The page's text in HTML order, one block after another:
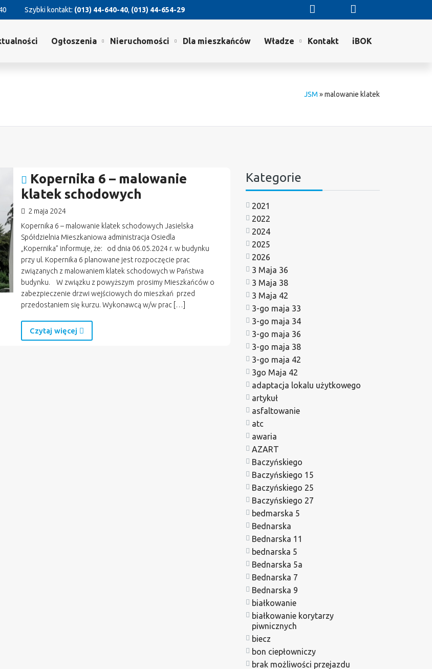
Szybki kontakt: (013) 44-640-40, (013) 44-654-29
Ogłoszenia Nieruchomości Dla mieszkańców Władze Kontakt iBOK
JSM »malowanie klatek
Kopernika 6 – malowanie
klatek schodowych
2 maja 2024
Kopernika 6 – malowanie klatek schodowych Jasielska
Spółdzielnia Mieszkaniowa administracja Osiedla
„Kopernika” informuje, że: od dnia 06.05.2024 r. w budynku
przy ul. Kopernika 6 planowane jest rozpoczęcie prac
związanych z malowaniem klatek schodowych w Państwa
budynku. W związku z powyższym prosimy Mieszkańców o
zabezpieczenie drzwi wejściowych do mieszkań przed
przedostaniem się kurzu. Wykonawcą w/w prac […]
Czytaj więcej
Kategorie
2021
2022
2024
2025
2026
3 Maja 36
3 Maja 38
3 Maja 42
3-go maja 33
3-go maja 34
3-go maja 36
3-go maja 38
3-go maja 42
3go Maja 42
adaptacja lokalu użytkowego
artykuł
asfaltowanie
atc
awaria
AZART
Baczyńskiego
Baczyńskiego 15
Baczyńskiego 25
Baczyńskiego 27
bedmarska 5
Bednarska
Bednarska 11
bednarska 5
Bednarska 5a
Bednarska 7
Bednarska 9
białkowanie
białkowanie korytarzy
piwnicznych
biecz
bon ciepłowniczy
brak możliwości przejazdu